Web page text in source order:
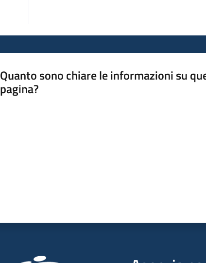
Quanto sono chiare le informazioni su
pagina?